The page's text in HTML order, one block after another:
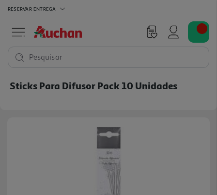
RESERVAR ENTREGA
Pesquisar
Sticks Para Difusor Pack 10 Unidades